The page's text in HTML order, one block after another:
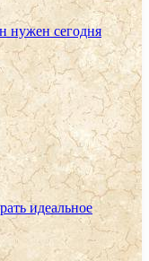
нужен сегодня
идеальное